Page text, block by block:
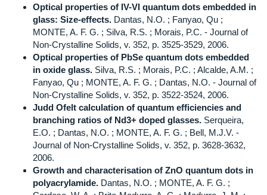
Optical properties of IV-VI quantum dots embedded in
glass: Size-effects. Dantas, N.O. ; Fanyao, Qu ;
MONTE, A. F. G. ; Silva, R.S. ; Morais, P.C. - Journal of
Non-Crystalline Solids, v. 352, p. 3525-3529, 2006.
Optical properties of PbSe quantum dots embedded
in oxide glass. Silva, R.S. ; Morais, P.C. ; Alcalde, A.M. ;
Fanyao, Qu ; MONTE, A. F. G. ; Dantas, N.O. - Journal of
Non-Crystalline Solids, v. 352, p. 3522-3524, 2006.
Judd Ofelt calculation of quantum efficiencies and
branching ratios of Nd3+ doped glasses. Serqueira,
E.O. ; Dantas, N.O. ; MONTE, A. F. G. ; Bell, M.J.V. -
Journal of Non-Crystalline Solids, v. 352, p. 3628-3632,
2006.
Growth and characterisation of ZnO quantum dots in
polyacrylamide. Dantas, N.O. ; MONTE, A. F. G. ;